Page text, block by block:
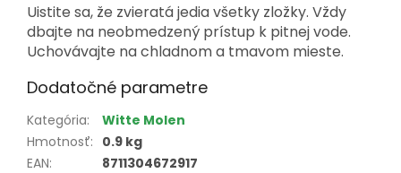
Uistite sa, že zvieratá jedia všetky zložky. Vždy
dbajte na neobmedzený prístup k pitnej vode.
Uchovávajte na chladnom a tmavom mieste.
Dodatočné parametre
Kategória:
Witte Molen
Hmotnosť: 0.9 kg
EAN: 8711304672917